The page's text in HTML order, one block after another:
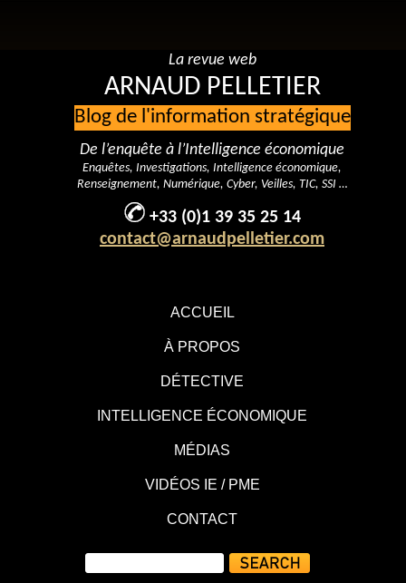
ACCUEIL
À PROPOS
DÉTECTIVE
INTELLIGENCE ÉCONOMIQUE
MÉDIAS
VIDÉOS IE / PME
CONTACT
La revue web
ARNAUD PELLETIER
Blog de l'information stratégique
De l’enquête à l’Intelligence économique
Enquêtes, Investigations, Intelligence économique,
Renseignement, Numérique, Cyber, Veilles, TIC, SSI …
+33 (0)1 39 35 25 14
contact@arnaudpelletier.com